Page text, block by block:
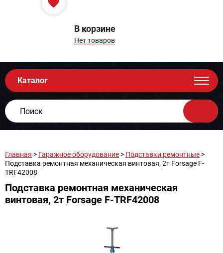
В корзине
Нет товаров
Каталог
Главная > Гаражное оборудование > Подставки ремонтные >
Подставка ремонтная механическая винтовая, 2т Forsage F-
TRF42008
Подставка ремонтная механическая
винтовая, 2т Forsage F-TRF42008